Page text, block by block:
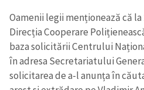
Oamenii legii menționează că
Direcția Cooperare
baza solicitării Centrului
în adresa Secretariatului
solicitarea de a-l anunța în